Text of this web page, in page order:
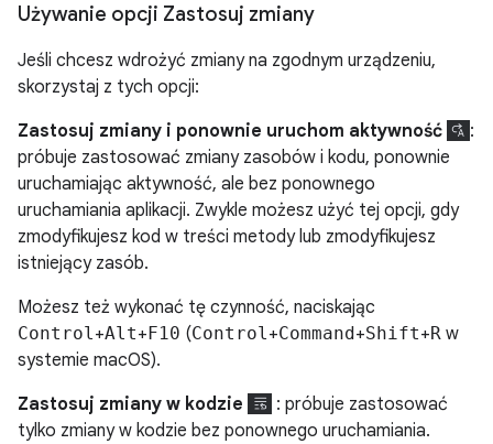
Używanie opcji Zastosuj zmiany
Jeśli chcesz wdrożyć zmiany na zgodnym urządzeniu,
skorzystaj z tych opcji:
Zastosuj zmiany i ponownie uruchom aktywność
:
próbuje zastosować zmiany zasobów i kodu, ponownie
uruchamiając aktywność, ale bez ponownego
uruchamiania aplikacji. Zwykle możesz użyć tej opcji, gdy
zmodyfikujesz kod w treści metody lub zmodyfikujesz
istniejący zasób.
Możesz też wykonać tę czynność, naciskając
Control +Alt+F10 (Control +Command+Shift+R w
systemie macOS).
Zastosuj zmiany w kodzie
: próbuje zastosować
tylko zmiany w kodzie bez ponownego uruchamiania.